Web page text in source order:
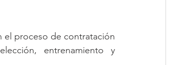
el proceso de contratación
entrenamiento y